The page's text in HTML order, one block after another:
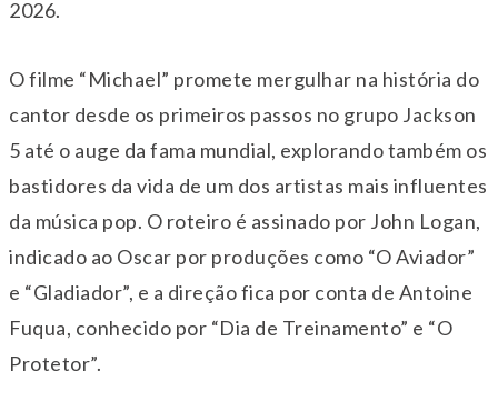
2026.
O filme “Michael” promete mergulhar na história do
cantor desde os primeiros passos no grupo Jackson
5 até o auge da fama mundial, explorando também os
bastidores da vida de um dos artistas mais influentes
da música pop. O roteiro é assinado por John Logan,
indicado ao Oscar por produções como “O Aviador”
e “Gladiador”, e a direção fica por conta de Antoine
Fuqua, conhecido por “Dia de Treinamento” e “O
Protetor”.